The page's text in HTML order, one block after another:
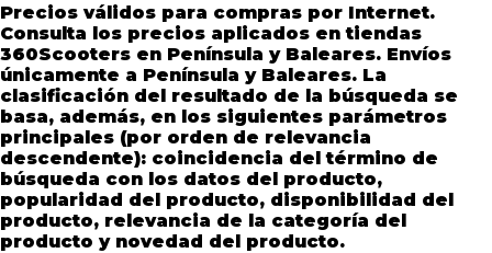
Precios válidos para compras por Internet.
Consulta los precios aplicados en tiendas
360Scooters en Península y Baleares. Envíos
únicamente a Península y Baleares. La
clasificación del resultado de la búsqueda se
basa, además, en los siguientes parámetros
principales (por orden de relevancia
descendente): coincidencia del término de
búsqueda con los datos del producto,
popularidad del producto, disponibilidad del
producto, relevancia de la categoría del
producto y novedad del producto.